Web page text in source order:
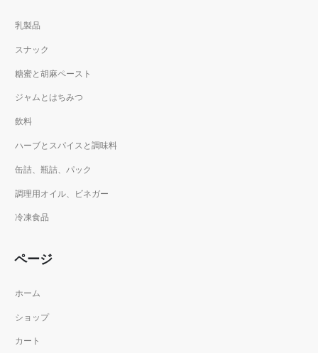
乳製品
スナック
糖蜜と胡麻ペースト
ジャムとはちみつ
飲料
ハーブとスパイスと調味料
缶詰、瓶詰、パック
調理用オイル、ビネガー
冷凍食品
ページ
ホーム
ショップ
カート